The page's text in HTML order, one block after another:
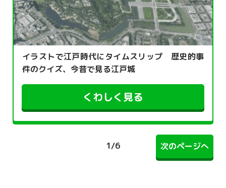
イラストで江戸時代にタイムスリップ 歴史的事
件のクイズ、今昔で見る江戸城
くわしく見る
次のページへ
1/6